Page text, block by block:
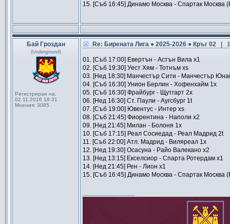
15. [Съб 16:45] Динамо Москва - Спартак Москва
Бай Гроздан
(Underground)
Регистриран на:
02.11.2016 18:31
Мнения: 3085
Re: Бирената Лига ● 2025-2026 ● Кръг 02 |
01. [Съб 17:00] Евертън - Астън Вила x1
02. [Съб 19:30] Уест Хям - Тотнъм xs
03. [Нед 18:30] Манчестър Сити - Манчестър
04. [Съб 16:30] Унион Берлин - Хофенхайм 1x
05. [Съб 16:30] Фрайбург - Щутгарт 2x
06. [Нед 16:30] Ст. Паули - Аугсбург 1t
07. [Съб 19:00] Ювентус - Интер xs
08. [Съб 21:45] Фиорентина - Наполи x2
09. [Нед 21:45] Милан - Болоня 1x
10. [Съб 17:15] Реал Сосиедад - Реал Мадрид 2t
11. [Съб 22:00] Атл. Мадрид - Виляреал 1x
12. [Нед 19:30] Осасуна - Райо Валекано x2
13. [Нед 13:15] Екселсиор - Спарта Ротердам x1
14. [Нед 21:45] Рен - Лион x1
15. [Съб 16:45] Динамо Москва - Спартак Москва